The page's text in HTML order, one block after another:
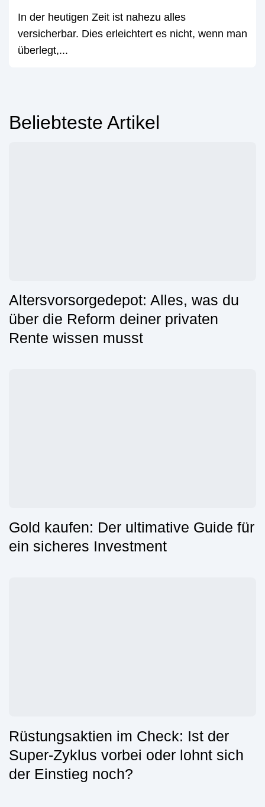
In der heutigen Zeit ist nahezu alles
versicherbar. Dies erleichtert es nicht, wenn man
überlegt,...
Beliebteste Artikel
Altersvorsorgedepot: Alles, was du
über die Reform deiner privaten
Rente wissen musst
Gold kaufen: Der ultimative Guide für
ein sicheres Investment
Rüstungsaktien im Check: Ist der
Super-Zyklus vorbei oder lohnt sich
der Einstieg noch?